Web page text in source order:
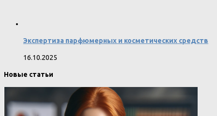
Экспертиза парфюмерных и косметических средств
16.10.2025
Новые статьи